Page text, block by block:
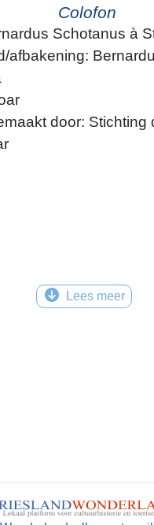
Colofon
Schotanus à
afbakening:
door: Stichting
Lees meer